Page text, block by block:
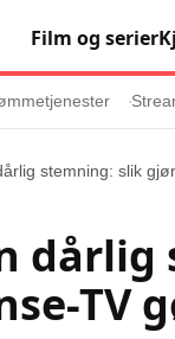
Film og serier
stemning: slik
dårlig
TV